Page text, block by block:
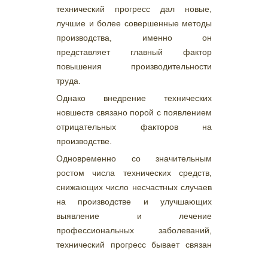
технический прогресс дал новые,
лучшие и более совершенные методы
производства, именно он
представляет главный фактор
повышения производительности
труда.
Однако внедрение технических
новшеств связано порой с появлением
отрицательных факторов на
производстве.
Одновременно со значительным
ростом числа технических средств,
снижающих число несчастных случаев
на производстве и улучшающих
выявление и лечение
профессиональных заболеваний,
технический прогресс бывает связан